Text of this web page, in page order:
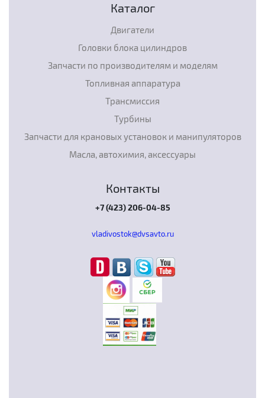
Каталог
Двигатели
Головки блока цилиндров
Запчасти по производителям и моделям
Топливная аппаратура
Трансмиссия
Турбины
Запчасти для крановых установок и манипуляторов
Масла, автохимия, аксессуары
Контакты
+7 (423) 206-04-85
vladivostok@dvsavto.ru